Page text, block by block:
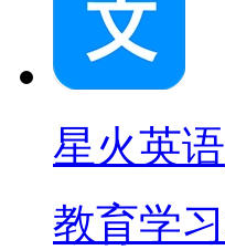
星火英语
教育学习